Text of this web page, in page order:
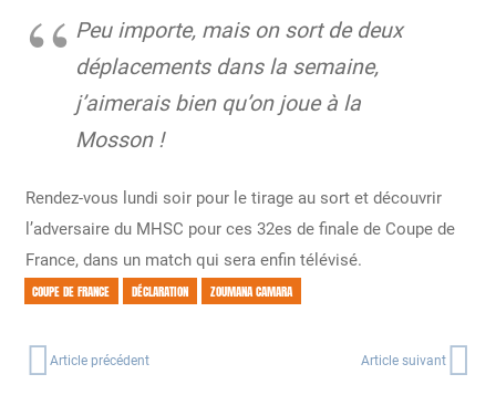
Peu importe, mais on sort de deux
déplacements dans la semaine,
j’aimerais bien qu’on joue à la
Mosson !
Rendez-vous lundi soir pour le tirage au sort et découvrir
l’adversaire du MHSC pour ces 32es de finale de Coupe de
France, dans un match qui sera enfin télévisé.
COUPE DE FRANCE DÉCLARATION ZOUMANA CAMARA
Article précédent Article suivant